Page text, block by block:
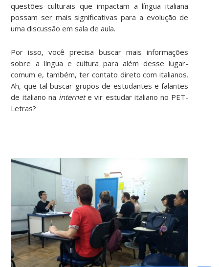
questões culturais que impactam a língua italiana
possam ser mais significativas para a evolução de
uma discussão em sala de aula.
Por isso, você precisa buscar mais informações
sobre a língua e cultura para além desse lugar-
comum e, também, ter contato direto com italianos.
Ah, que tal buscar grupos de estudantes e falantes
de italiano na internete vir estudar italiano no PET-
Letras?